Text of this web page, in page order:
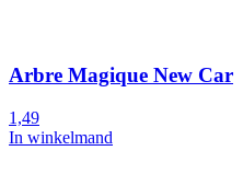
Arbre Magique New Car
1,49
In winkelmand